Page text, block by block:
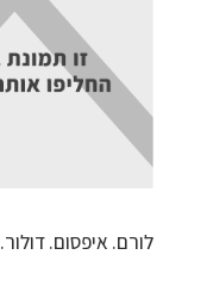
לורם. איפסום. דולור.